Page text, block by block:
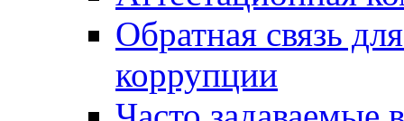
Обратная связь
коррупции